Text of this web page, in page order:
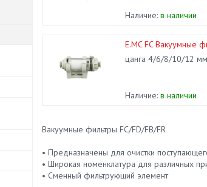
Наличие: в наличии
E.MC FC Вакуумные
цанга 4/6/8/10/12
Наличие: в наличии
Вакуумные фильтры FC/FD/FB/FR
• Предназначены для очистки
• Широкая номенклатура для различных
• Сменный фильтрующий элемент